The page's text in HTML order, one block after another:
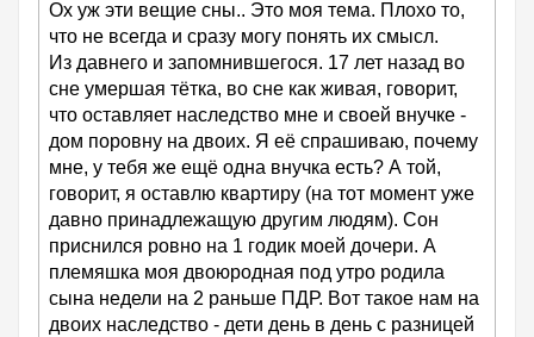
Ох уж эти вещие сны.. Это моя тема. Плохо то,
что не всегда и сразу могу понять их смысл.
Из давнего и запомнившегося. 17 лет назад во
сне умершая тётка, во сне как живая, говорит,
что оставляет наследство мне и своей внучке -
дом поровну на двоих. Я её спрашиваю, почему
мне, у тебя же ещё одна внучка есть? А той,
говорит, я оставлю квартиру (на тот момент уже
давно принадлежащую другим людям). Сон
приснился ровно на 1 годик моей дочери. А
племяшка моя двоюродная под утро родила
сына недели на 2 раньше ПДР. Вот такое нам на
двоих наследство - дети день в день с разницей